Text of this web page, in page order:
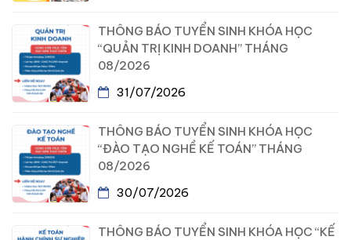
THÔNG BÁO TUYỂN SINH KHÓA HỌC
“QUẢN TRỊ KINH DOANH” THÁNG
08/2026
31/07/2026
THÔNG BÁO TUYỂN SINH KHÓA HỌC
“ĐÀO TẠO NGHỀ KẾ TOÁN” THÁNG
08/2026
30/07/2026
THÔNG BÁO TUYỂN SINH KHÓA HỌC “KẾ